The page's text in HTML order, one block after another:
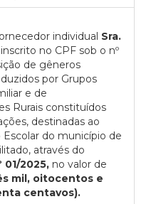
individual Sra.
inscrito no CPF sob o nº
de gêneros
por Grupos
e de
Rurais constituídos
destinadas ao
do município de
através do
01/2025, no valor de
mil, oitocentos e
centavos).